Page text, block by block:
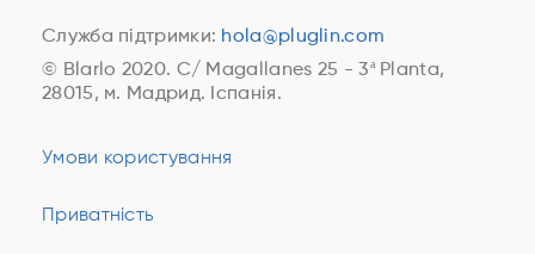
Служба підтримки: hola@pluglin.com
© Blarlo 2020. C/ Magallanes 25 - 3ª Planta,
28015, м. Мадрид. Іспанія.
Умови користування
Приватність